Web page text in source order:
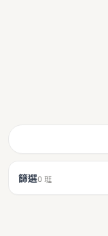
篩選0 班